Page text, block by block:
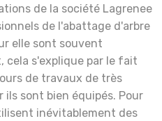
de la société Lagrenee
de l'abattage d'arbre
elle sont souvent
cela s'explique par le fait
de travaux de très
ils sont bien équipés. Pour
inévitablement des